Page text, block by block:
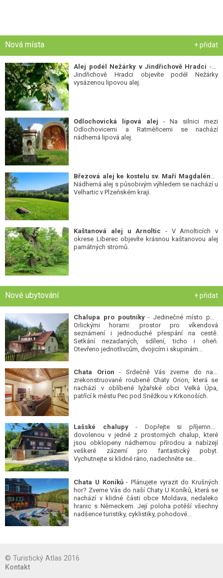
Nová místa + přidat
Alej podél Nežárky v Jindřichově Hradci - V
Jindřichově Hradci objevíte podél Nežárky
vysázenou lipovou alej.
Odlochovická lipová alej - Na silnici mezi
Odlochovicemi a Ratměřicemi se nachází
nádherná lipová alej.
Březová alej ke kostelu sv. Maří Magdalény-
Nádherná alej s působivým výhledem se nachází u
Velhartic v Plzeňském kraji.
Kaštanová alej u Arnoltic - V Arnolticích v
okrese Liberec objevíte krásnou kaštanovou alej
památných stromů.
Nové ubytování + přidat
Chalupa pro poutníky- Jedinečné místo pod
Orlickými horami: prostor pro víkendová
seznámení i jednoduché přespání na cestě.
Setkání nezadaných, sdílení, ticho i oheň.
Otevřeno jednotlivcům, dvojicím i skupinám...
Chata Orion - Srdečně Vás zveme do naší
zrekonstruované roubené Chaty Orion, která se
nachází v oblíbené lyžařské obci Velká Úpa,
patřící k městu Pec pod Sněžkou v Krkonoších.
Lašské chalupy- Dopřejte si příjemnou
dovolenou v jedné z prostorných chalup, které
jsou obklopeny nádhernou přírodou a nabízejí
veškeré zázemí pro fantastický pobyt.
Vychutnejte si klidné ráno, nadechněte se...
Chata U Koníků- Plánujete vyrazit do Krušných
hor? Zveme Vás do naší Chaty U Koníků, která se
nachází v klidné části obce Moldava, nedaleko
hranic s Německem. Její poloha potěší všechny
nadšence turistiky, cyklistiky, pohodové...
© Turistický Atlas 2016
Kontakt